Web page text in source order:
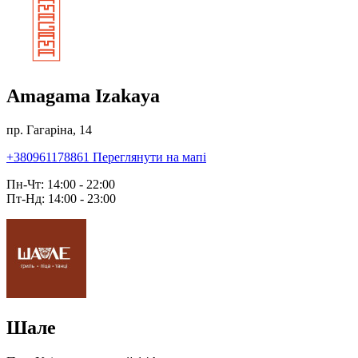
Amagama Izakaya
пр. Гагаріна, 14
+380961178861 Переглянути на мапі
Пн-Чт: 14:00 - 22:00
Пт-Нд: 14:00 - 23:00
Шале